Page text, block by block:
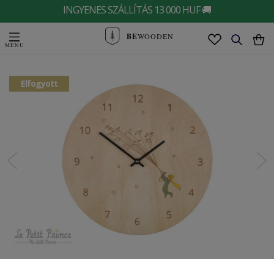
INGYENES SZÁLLÍTÁS 13 000 HUF 🚚
BEWOODEN
Elfogyott